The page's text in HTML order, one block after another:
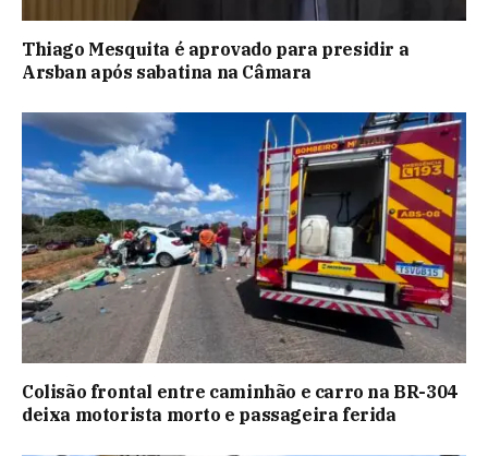
Thiago Mesquita é aprovado para presidir a
Arsban após sabatina na Câmara
Colisão frontal entre caminhão e carro na BR-304
deixa motorista morto e passageira ferida